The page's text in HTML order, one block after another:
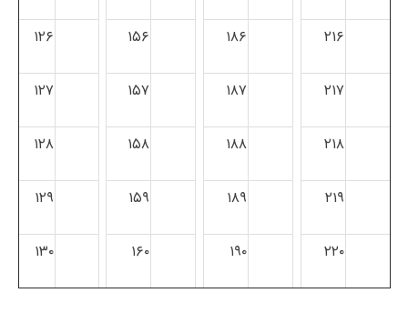
۲۱۶ ۱۸۶ ۱۵۶ ۱۲۶
۲۱۷ ۱۸۷ ۱۵۷ ۱۲۷
۲۱۸ ۱۸۸ ۱۵۸ ۱۲۸
۲۱۹ ۱۸۹ ۱۵۹ ۱۲۹
۲۲۰ ۱۹۰ ۱۶۰ ۱۳۰